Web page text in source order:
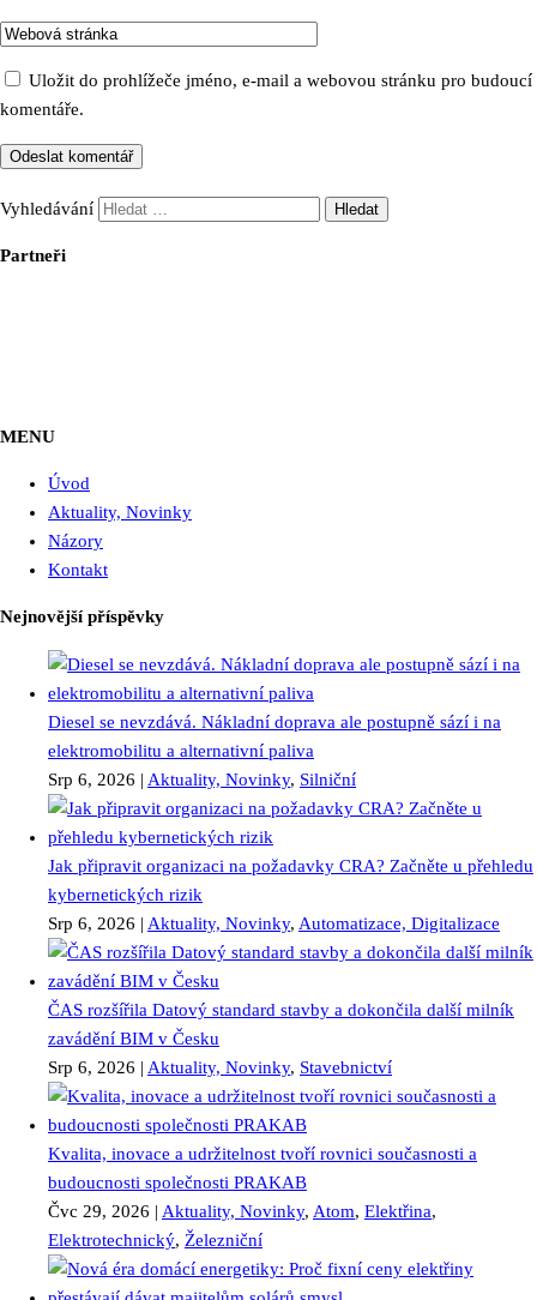
Uložit do prohlížeče jméno, e-mail a webovou stránku pro budoucí
komentáře.
Vyhledávání
Partneři
MENU
Úvod
Aktuality, Novinky
Názory
Kontakt
Nejnovější příspěvky
Diesel se nevzdává. Nákladní doprava ale postupně sází i na
elektromobilitu a alternativní paliva
Srp 6, 2026 | Aktuality, Novinky, Silniční
Jak připravit organizaci na požadavky CRA? Začněte u přehledu
kybernetických rizik
Srp 6, 2026 | Aktuality, Novinky, Automatizace, Digitalizace
ČAS rozšířila Datový standard stavby a dokončila další milník
zavádění BIM v Česku
Srp 6, 2026 | Aktuality, Novinky, Stavebnictví
Kvalita, inovace a udržitelnost tvoří rovnici současnosti a
budoucnosti společnosti PRAKAB
Čvc 29, 2026 | Aktuality, Novinky, Atom, Elektřina,
Elektrotechnický, Železniční